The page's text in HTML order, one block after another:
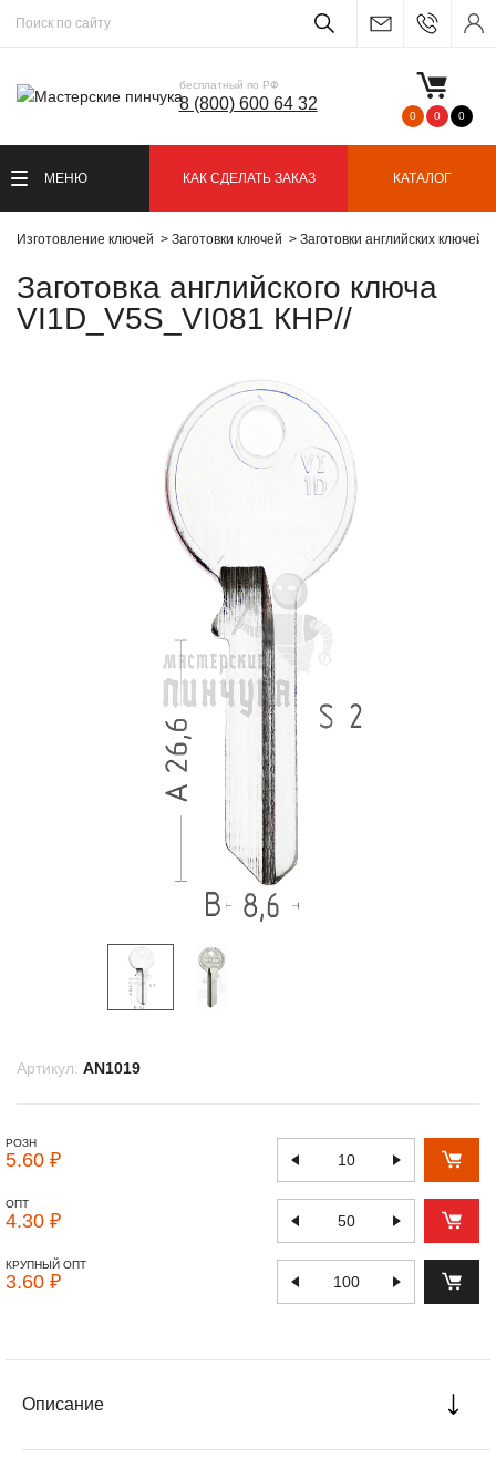
бесплатный по РФ
8 (800) 600 64 32
0 0 0
МЕНЮ КАК СДЕЛАТЬ ЗАКАЗ КАТАЛОГ
Изготовление ключей Заготовки ключей Заготовки английских ключей
Заготовка английского ключа
VI1D_V5S_VI081 КНР//
Артикул: AN1019
РОЗН
5.60 ₽
ОПТ
4.30 ₽
КРУПНЫЙ ОПТ
3.60 ₽
Описание